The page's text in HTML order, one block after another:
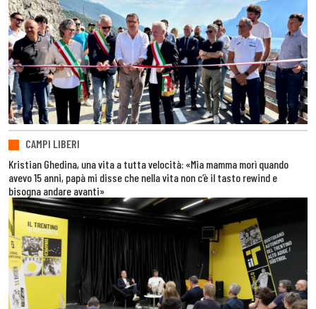
CAMPI LIBERI
Kristian Ghedina, una vita a tutta velocità: «Mia mamma morì quando
avevo 15 anni, papà mi disse che nella vita non c’è il tasto rewind e
bisogna andare avanti»